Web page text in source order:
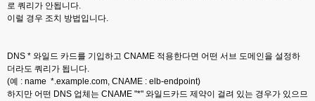
로 쿼리가 안됩니다.
이럴 경우 조치 방법입니다.
DNS * 와일드 카드를 기입하고 CNAME 적용한다면 어떤 서브 도메인을 설정하
더라도 쿼리가 됩니다.
(예 : name *.example.com, CNAME : elb-endpoint)
하지만 어떤 DNS 업체는 CNAME "*" 와일드카드 제약이 걸려 있는 경우가 있으므